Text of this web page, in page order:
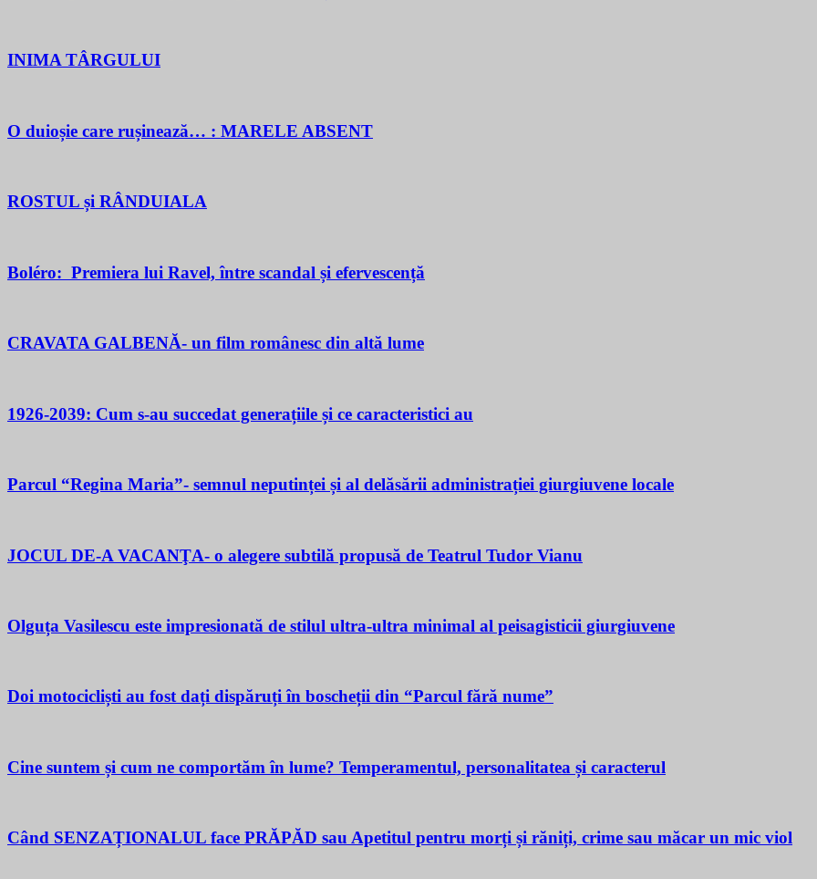
INIMA TÂRGULUI
O duioșie care rușinează… : MARELE ABSENT
ROSTUL și RÂNDUIALA
Boléro: Premiera lui Ravel, între scandal și efervescență
CRAVATA GALBENĂ- un film românesc din altă lume
1926-2039: Cum s-au succedat generațiile și ce caracteristici au
Parcul “Regina Maria”- semnul neputinței și al delăsării administrației giurgiuvene locale
JOCUL DE-A VACANŢA- o alegere subtilă propusă de Teatrul Tudor Vianu
Olguța Vasilescu este impresionată de stilul ultra-ultra minimal al peisagisticii giurgiuvene
Doi motocicliști au fost dați dispăruți în boscheții din “Parcul fără nume”
Cine suntem și cum ne comportăm în lume? Temperamentul, personalitatea și caracterul
Când SENZAȚIONALUL face PRĂPĂD sau Apetitul pentru morți și răniți, crime sau măcar un mic viol